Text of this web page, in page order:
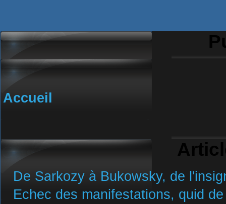
Accueil
De Sarkozy à Bukowsky, de
Echec des manifestations, quid